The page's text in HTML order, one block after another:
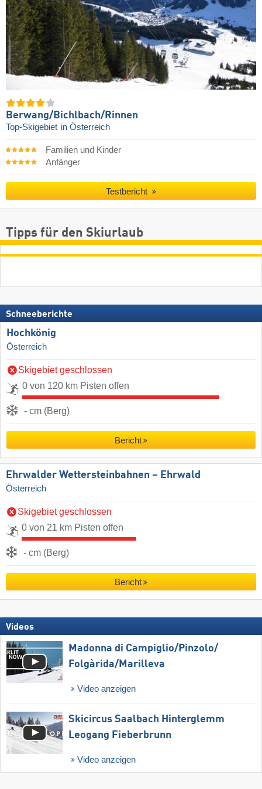
Berwang/​Bichlbach/​Rinnen
Top-Skigebiet in Österreich
Familien und Kinder
Anfänger
Testbericht
Tipps für den Skiurlaub
Schneeberichte
Hochkönig
Österreich
Skigebiet geschlossen
0 von 120 km Pisten offen
- cm (Berg)
Bericht
Ehrwalder Wettersteinbahnen – Ehrwald
Österreich
Skigebiet geschlossen
0 von 21 km Pisten offen
- cm (Berg)
Bericht
Videos
Madonna di Campiglio/​Pinzolo/​
Folgàrida/​Marilleva
Video anzeigen
Skicircus Saalbach Hinterglemm
Leogang Fieberbrunn
Video anzeigen